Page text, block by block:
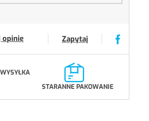
opinię Zapytaj
STARANNE PAKOWANIE